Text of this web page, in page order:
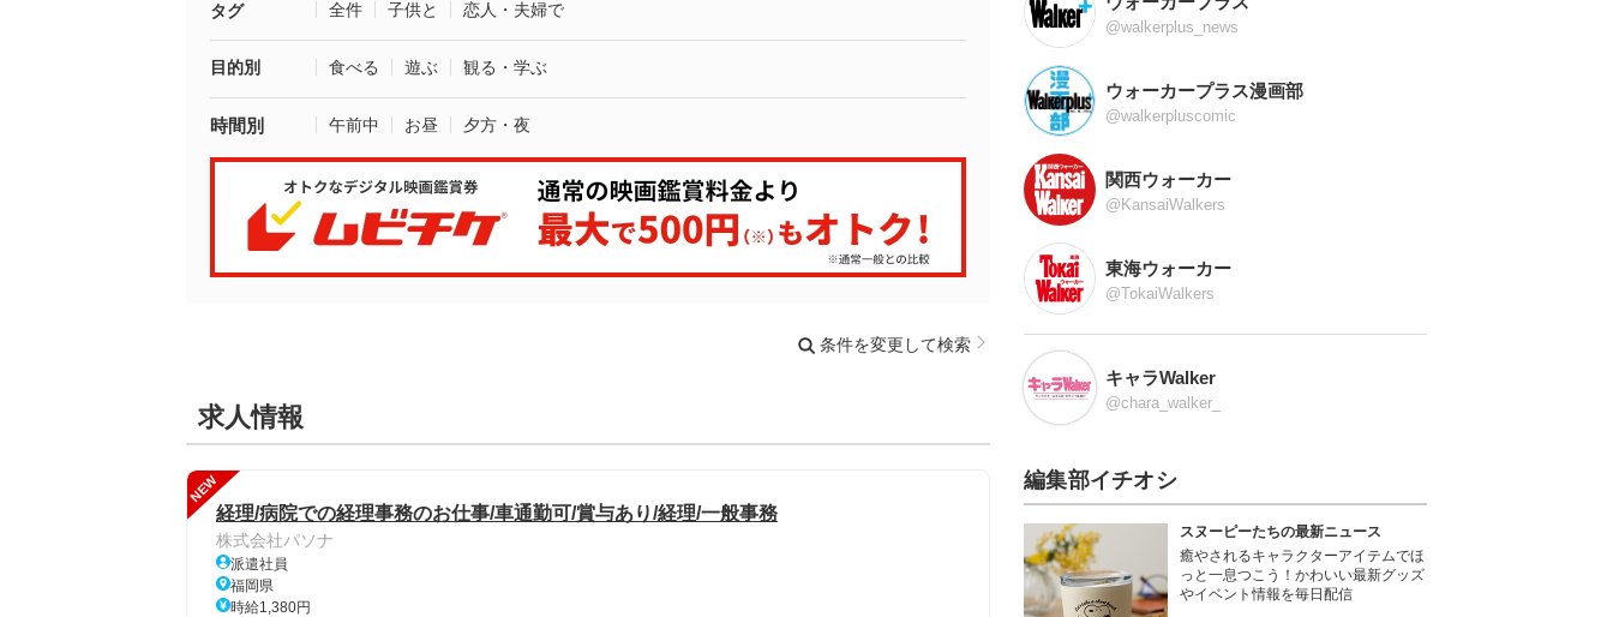
タグ 全件 子供と 恋人・夫婦で
目的別 食べる 遊ぶ 観る・学ぶ
時間別 午前中 お昼 夕方・夜
条件を変更して検索
求人情報
NEW
経理/病院での経理事務のお仕事/車通勤可/賞与あり/経理/一般事務
株式会社パソナ
派遣社員
福岡県
時給1,380円
@walkerplus_news
ウォーカープラス漫画部
@walkerpluscomic
関西ウォーカー
@KansaiWalkers
東海ウォーカー
@TokaiWalkers
キャラWalker
@chara_walker_
編集部イチオシ
スヌーピーたちの最新ニュース
癒やされるキャラクターアイテムでほ
っと一息つこう！かわいい最新グッズ
やイベント情報を毎日配信